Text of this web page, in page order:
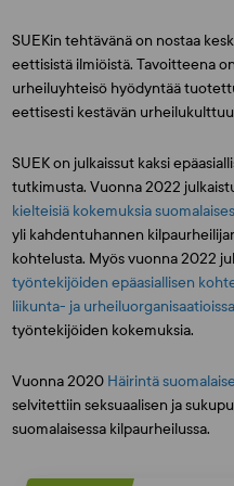
SUEKin tehtävänä on nostaa
eettisistä ilmiöistä. Tavoitteena
urheiluyhteisö hyödyntää
eettisesti kestävän
SUEK on julkaissut kaksi
tutkimusta. Vuonna 2022
kielteisiä kokemuksia
yli kahdentuhannen
kohtelusta. Myös vuonna 2022
työntekijöiden epäasiallisen
liikunta- ja urheiluorganisaatioissa
työntekijöiden kokemuksia.
Vuonna 2020 Häirintä
selvitettiin seksuaalisen ja
suomalaisessa kilpaurheilussa.